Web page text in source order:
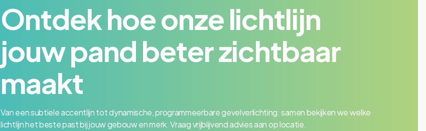
Ontdek hoe onze lichtlijn
jouw pand beter zichtbaar
maakt
Van een subtiele accentlijn tot dynamische, programmeerbare gevelverlichting: samen bekijken we welke
lichtlijn het beste past bij jouw gebouw en merk. Vraag vrijblijvend advies aan op locatie.